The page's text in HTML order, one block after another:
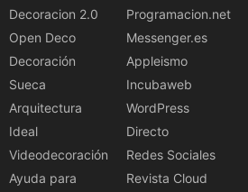
Decoracion 2.0
Open Deco
Decoración
Sueca
Arquitectura
Ideal
Videodecoración
Ayuda para
Programacion.net
Messenger.es
Appleismo
Incubaweb
WordPress
Directo
Redes Sociales
Revista Cloud